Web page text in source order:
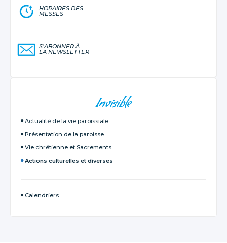
HORAIRES DES
MESSES
S’ABONNER À
LA NEWSLETTER
Invisible
Actualité de la vie paroissiale
Présentation de la paroisse
Vie chrétienne et Sacrements
Actions culturelles et diverses
Calendriers